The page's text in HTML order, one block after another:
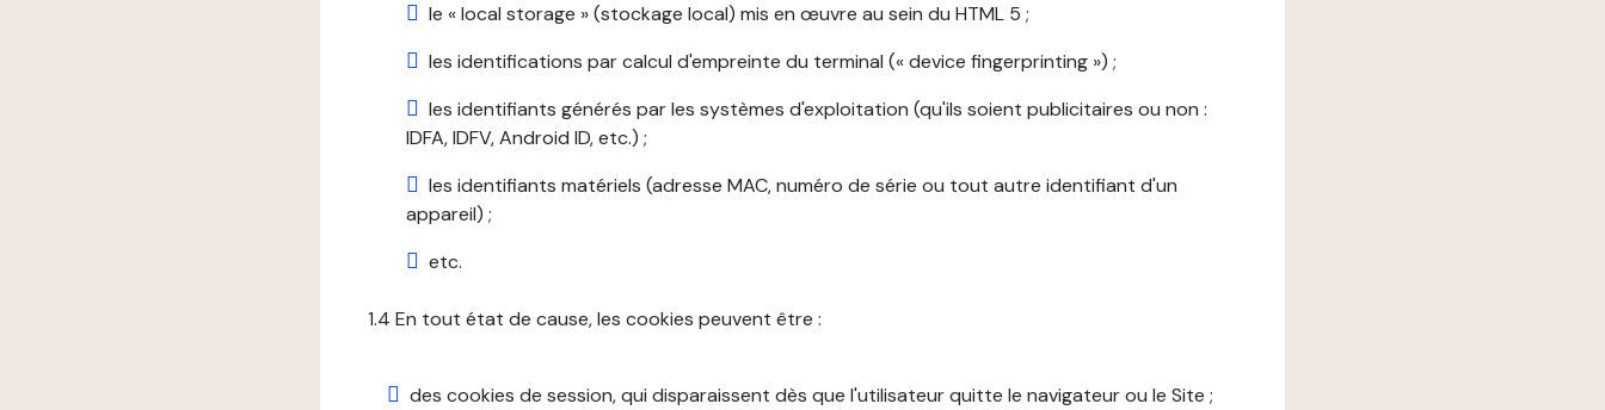
le « local storage » (stockage local) mis en œuvre au sein du HTML 5 ;
les identifications par calcul d'empreinte du terminal (« device fingerprinting ») ;
les identifiants générés par les systèmes d'exploitation (qu'ils soient publicitaires ou non :
IDFA, IDFV, Android ID, etc.) ;
les identifiants matériels (adresse MAC, numéro de série ou tout autre identifiant d'un
appareil) ;
etc.
1.4 En tout état de cause, les cookies peuvent être :
des cookies de session, qui disparaissent dès que l'utilisateur quitte le navigateur ou le Site ;